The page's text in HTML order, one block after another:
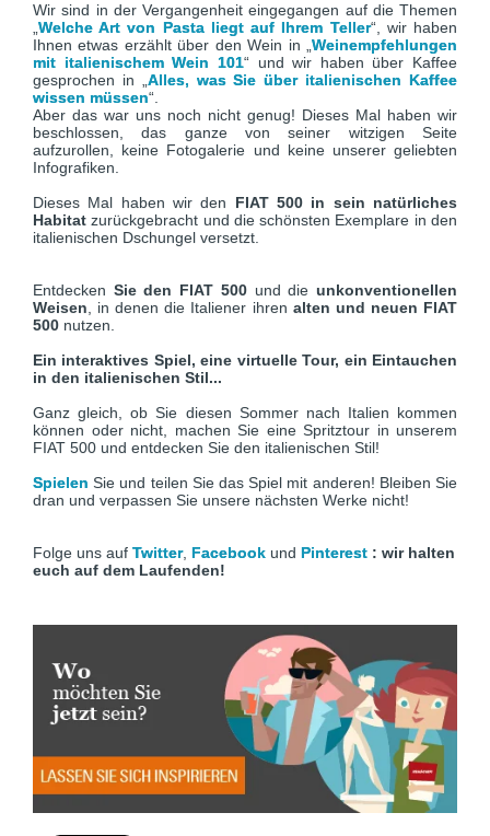
Wir sind in der Vergangenheit eingegangen auf die Themen
Welche Art von Pasta liegt auf Ihrem Teller“, wir haben
Ihnen etwas erzählt über den Wein in „ Weinempfehlungen
mit italienischem Wein 101“ und wir haben über Kaffee
gesprochen in „ Alles, was Sie über italienischen Kaffee
wissen müssen“.
Aber das war uns noch nicht genug! Dieses Mal haben wir
beschlossen, das ganze von seiner witzigen Seite
aufzurollen, keine Fotogalerie und keine unserer geliebten
Infografiken.
Dieses Mal haben wir den FIAT 500 in sein natürliches
Habitat zurückgebracht und die schönsten Exemplare in den
italienischen Dschungel versetzt.
Entdecken Sie den FIAT 500und dieunkonventionellen
Weisen , in denen die Italiener ihren alten und neuen FIAT
500 nutzen.
Ein interaktives Spiel, eine virtuelle Tour, ein Eintauchen
in den italienischen Stil...
Ganz gleich, ob Sie diesen Sommer nach Italien kommen
können oder nicht, machen Sie eine Spritztour in unserem
FIAT 500 und entdecken Sie den italienischen Stil!
Spielen Sie und teilen Sie das Spiel mit anderen! Bleiben Sie
dran und verpassen Sie unsere nächsten Werke nicht!
Folge uns auf Twitter, Facebook und Pinterest : wir halten
euch auf dem Laufenden!